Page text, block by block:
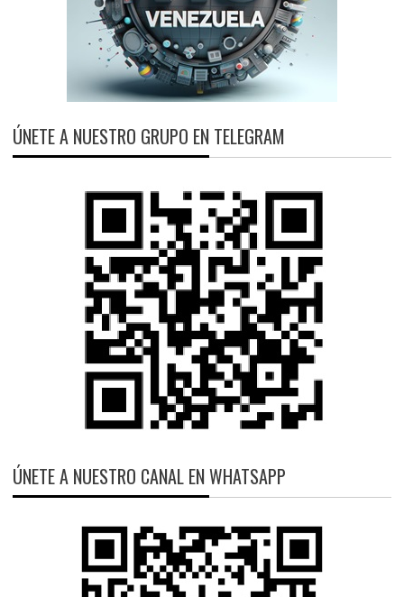
ÚNETE A NUESTRO GRUPO EN TELEGRAM
ÚNETE A NUESTRO CANAL EN WHATSAPP